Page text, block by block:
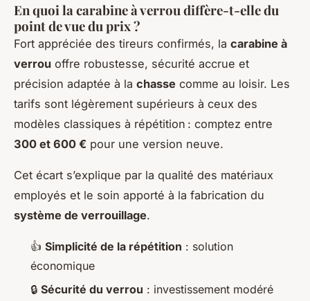
En quoi la carabine à verrou diffère-t-elle du
point de vue du prix ?
Fort appréciée des tireurs confirmés, la carabine à
verrou offre robustesse, sécurité accrue et
précision adaptée à la chasse comme au loisir. Les
tarifs sont légèrement supérieurs à ceux des
modèles classiques à répétition : comptez entre
300 et 600 € pour une version neuve.
Cet écart s’explique par la qualité des matériaux
employés et le soin apporté à la fabrication du
système de verrouillage.
👍 Simplicité de la répétition : solution
économique
🔒 Sécurité du verrou : investissement modéré